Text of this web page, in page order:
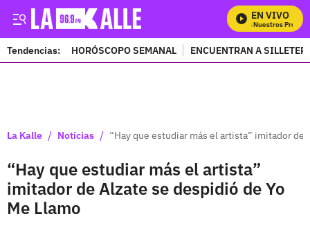
EN VIVO
Mira Todos Nuestros
Tendencias: HORÓSCOPO SEMANAL ENCUENTRAN A
La Kalle / Noticias / “Hay que estudiar más el artista” imitador de
“Hay que estudiar más el artista”
imitador de Alzate se despidió de Yo
Me Llamo